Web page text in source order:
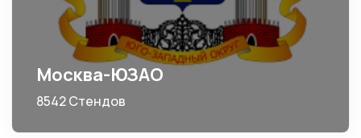
Москва-ЮЗАО
8542 Стендов